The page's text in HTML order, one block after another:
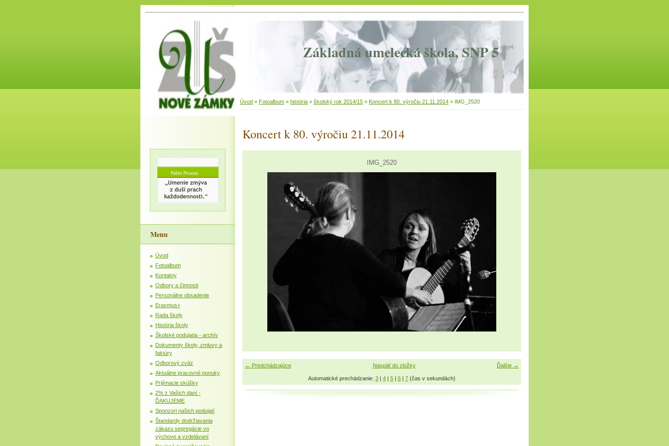
Základná umelecká škola, SNP 5
Úvod » Fotoalbum » história » školský rok 2014/15 » Koncert k 80. výročiu 21.11.2014 » IMG_2520
Koncert k 80. výročiu 21.11.2014
IMG_2520
← Predchádzajúce Ďalšie →
Naspäť do zložky
Automatické prechádzanie: 3 | 4 | 5 | 6 | 7 (čas v sekundách)
Menu
Úvod
Fotoalbum
Kontakty
Odbory a činnosti
Personálne obsadenie
Erasmus+
Rada školy
História školy
Školské podujatia - archív
Dokumenty školy, zmluvy a
faktúry
Odborový zväz
Aktuálne pracovné ponuky
Prijímacie skúšky
2% z Vašich daní -
ĎAKUJEME
Sponzori našich podujatí
Štandardy dodržiavania
zákazu segregácie vo
výchove a vzdelávaní